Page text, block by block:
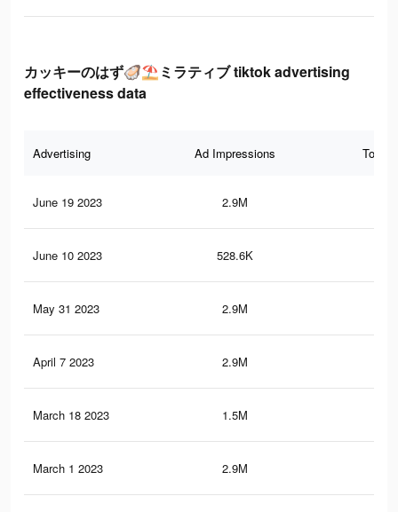
カッキーのはず🦪⛱ミラティブ tiktok advertising
effectiveness data
Advertising Ad Impressions Total
June 19 2023 2.9M
June 10 2023 528.6K
May 31 2023 2.9M
April 7 2023 2.9M
March 18 2023 1.5M
March 1 2023 2.9M